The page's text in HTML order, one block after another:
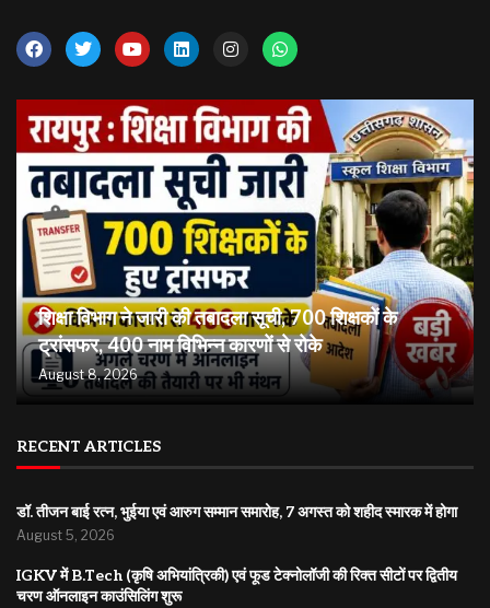
शिक्षा विभाग ने जारी की तबादला सूची, 700 शिक्षकों के
ट्रांसफर, 400 नाम विभिन्न कारणों से रोके
August 8, 2026
RECENT ARTICLES
डॉ. तीजन बाई रत्न, भुईया एवं आरुग सम्मान समारोह, 7 अगस्त को शहीद स्मारक में होगा
August 5, 2026
IGKV में B.Tech (कृषि अभियांत्रिकी) एवं फूड टेक्नोलॉजी की रिक्त सीटों पर द्वितीय
चरण ऑनलाइन काउंसिलिंग शुरू